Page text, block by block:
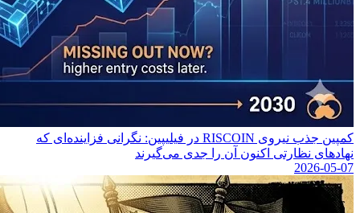
کمپین جذب نیروی RISCOIN در فیلیپین: نگرانی فزاینده‌ای که
نهادهای نظارتی اکنون آن را جدی می‌گیرند
2026-05-07